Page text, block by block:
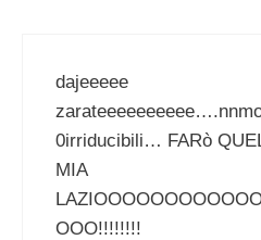
dajeeeee
0irriducibili… FARò
MIA
OOO!!!!!!!!